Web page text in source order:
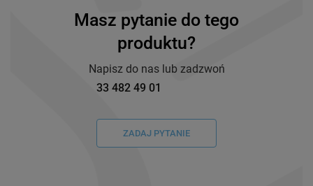
Masz pytanie do tego
produktu?
Napisz do nas lub zadzwoń
33 482 49 01
ZADAJ PYTANIE